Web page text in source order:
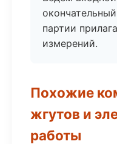
партии
измерений.
Похожие
жгутов и
работы